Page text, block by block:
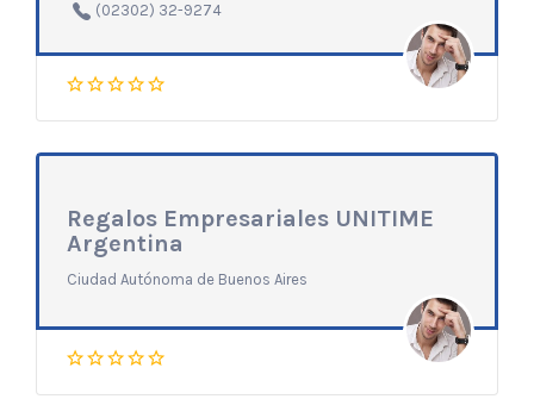
(02302) 32-9274
Regalos Empresariales UNITIME
Argentina
Ciudad Autónoma de Buenos Aires